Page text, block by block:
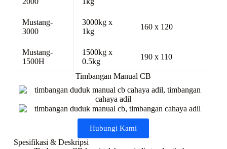
Mustang-
3000
3000kg x
1kg
160 x 120
Mustang-
1500H
1500kg x
0.5kg
190 x 110
Timbangan Manual CB
Hubungi Kami
Spesifikasi & Deskripsi